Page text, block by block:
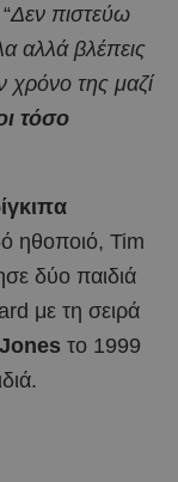
Δεν πιστεύω
αλλά βλέπεις
χρόνο της μαζί
τόσο
ηθοποιό, Tim
δύο παιδιά
με τη σειρά
το 1999